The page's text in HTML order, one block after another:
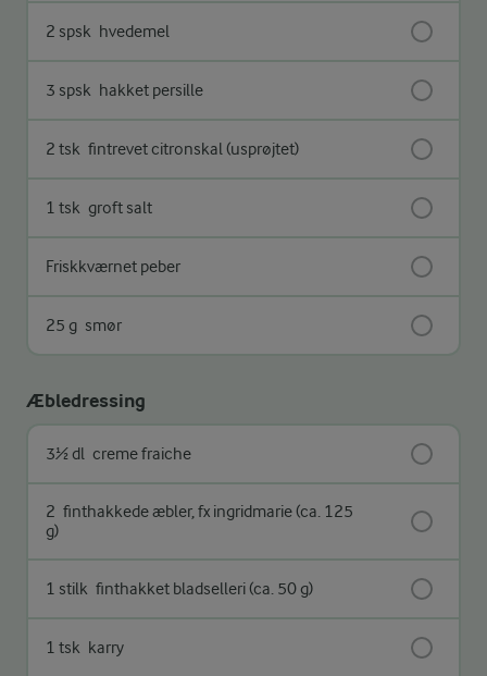
2 spsk hvedemel
3 spsk hakket persille
2 tsk fintrevet citronskal (usprøjtet)
1 tsk groft salt
Friskkværnet peber
25 g smør
Æbledressing
3½ dl creme fraiche
2 finthakkede æbler, fx ingridmarie (ca. 125
g)
1 stilk finthakket bladselleri (ca. 50 g)
1 tsk karry